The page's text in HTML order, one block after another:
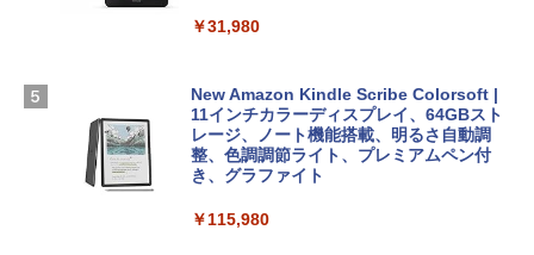
FMV ノートパソコン WE1-K3 (MS 365 P
ersonal/Copilotキー搭載/Win 11/15.6型/
Core i5/16GB/SSD 512GB/ホワイト) FM
VWK3E15W_AZ
￥139,880
ト): Java & Bedrock Edition | オンライ
￥3,600
ェクトリストと最新エミュレータ紹介
￥31,980
New Amazon Kindle Scribe Colorsoft |
11インチカラーディスプレイ、64GBスト
レージ、ノート機能搭載、明るさ自動調
整、色調調節ライト、プレミアムペン付
き、グラファイト
￥115,980